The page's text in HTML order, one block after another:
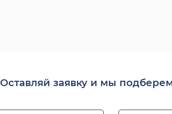
Оставляй заявку и мы